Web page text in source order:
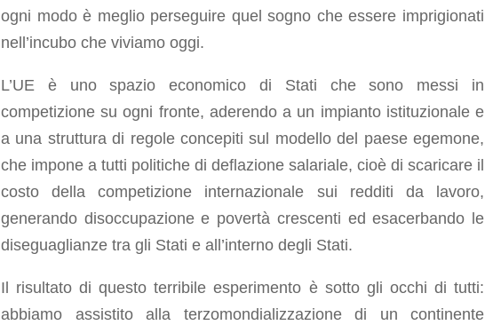
ogni modo è meglio perseguire quel sogno che essere imprigionati
nell’incubo che viviamo oggi.
L’UE è uno spazio economico di Stati che sono messi in
competizione su ogni fronte, aderendo a un impianto istituzionale e
a una struttura di regole concepiti sul modello del paese egemone,
che impone a tutti politiche di deflazione salariale, cioè di scaricare il
costo della competizione internazionale sui redditi da lavoro,
generando disoccupazione e povertà crescenti ed esacerbando le
diseguaglianze tra gli Stati e all’interno degli Stati.
Il risultato di questo terribile esperimento è sotto gli occhi di tutti:
abbiamo assistito alla terzomondializzazione di un continente